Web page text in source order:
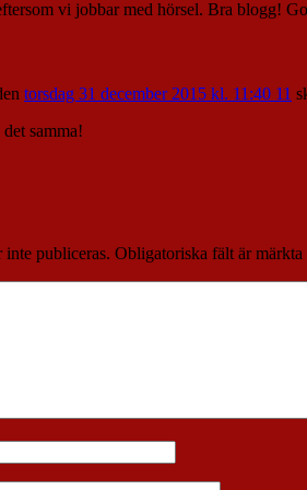
vi jobbar med hörsel. Bra blogg!
torsdag 31 december 2015 kl. 11:40 11
samma!
inte publiceras. Obligatoriska fält är märkta